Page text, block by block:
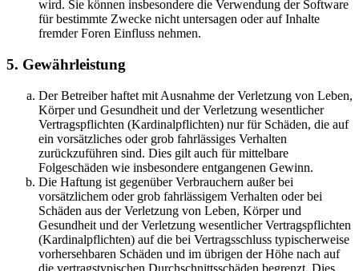
wird. Sie können insbesondere die Verwendung der Software
für bestimmte Zwecke nicht untersagen oder auf Inhalte
fremder Foren Einfluss nehmen.
5. Gewährleistung
Der Betreiber haftet mit Ausnahme der Verletzung von Leben,
Körper und Gesundheit und der Verletzung wesentlicher
Vertragspflichten (Kardinalpflichten) nur für Schäden, die auf
ein vorsätzliches oder grob fahrlässiges Verhalten
zurückzuführen sind. Dies gilt auch für mittelbare
Folgeschäden wie insbesondere entgangenen Gewinn.
Die Haftung ist gegenüber Verbrauchern außer bei
vorsätzlichem oder grob fahrlässigem Verhalten oder bei
Schäden aus der Verletzung von Leben, Körper und
Gesundheit und der Verletzung wesentlicher Vertragspflichten
(Kardinalpflichten) auf die bei Vertragsschluss typischerweise
vorhersehbaren Schäden und im übrigen der Höhe nach auf
die vertragstypischen Durchschnittsschäden begrenzt. Dies